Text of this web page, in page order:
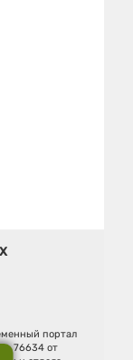
портал
- 76634 от